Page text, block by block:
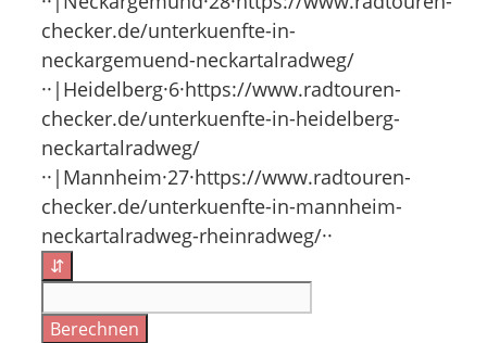
checker.de/unterkuenfte-in-
neckargemuend-neckartalradweg/
··|Heidelberg·6·https://www.radtouren-
checker.de/unterkuenfte-in-heidelberg-
neckartalradweg/
··|Mannheim·27·https://www.radtouren-
checker.de/unterkuenfte-in-mannheim-
neckartalradweg-rheinradweg/··
⇵
Berechnen